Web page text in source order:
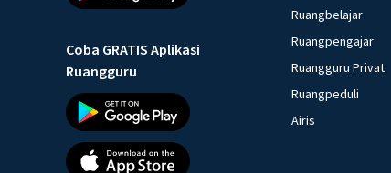
Coba GRATIS Aplikasi
Ruangguru
Ruangbelajar
Ruangpengajar
Ruangguru Privat
Ruangpeduli
Airis